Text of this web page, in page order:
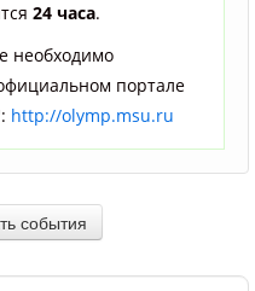
24 часа.
необходимо
портале
http://olymp.msu.ru